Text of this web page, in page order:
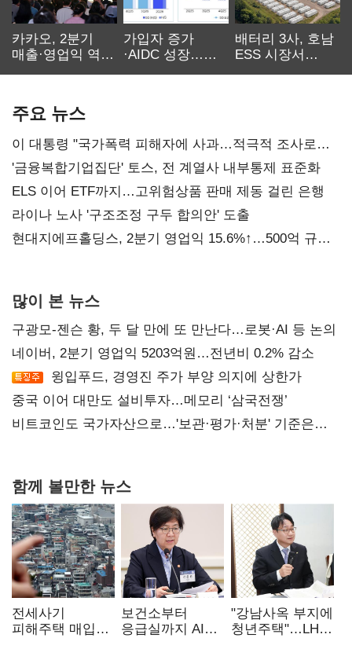
카카오, 2분기
매출·영업익 역대
가입자 증가
·AIDC 성장…
배터리 3사, 호남
ESS 시장서
주요 뉴스
이 대통령 "국가폭력 피해자에 사과…적극적 조사로
진실 밝혀야"
'금융복합기업집단' 토스, 전 계열사 내부통제 표준화
ELS 이어 ETF까지…고위험상품 판매 제동 걸린 은행
라이나 노사 '구조조정 구두 합의안' 도출
현대지에프홀딩스, 2분기 영업익 15.6%↑…500억 규모
많이 본 뉴스
구광모-젠슨 황, 두 달 만에 또 만난다…로봇·AI 등 논의
네이버, 2분기 영업익 5203억원…전년비 0.2% 감소
윙입푸드, 경영진 주가 부양 의지에 상한가
중국 이어 대만도 설비투자…메모리 ‘삼국전쟁’
비트코인도 국가자산으로…'보관·평가·처분' 기준은
함께 볼만한 뉴스
전세사기
피해주택 매입
보건소부터
응급실까지 AI
"강남사옥 부지에
청년주택"…LH도